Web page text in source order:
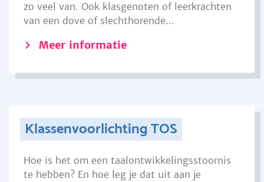
zo veel van. Ook klasgenoten of leerkrachten
van een dove of slechthorende...
Meer informatie
Klassenvoorlichting TOS
Hoe is het om een taalontwikkelingsstoornis
te hebben? En hoe leg je dat uit aan je